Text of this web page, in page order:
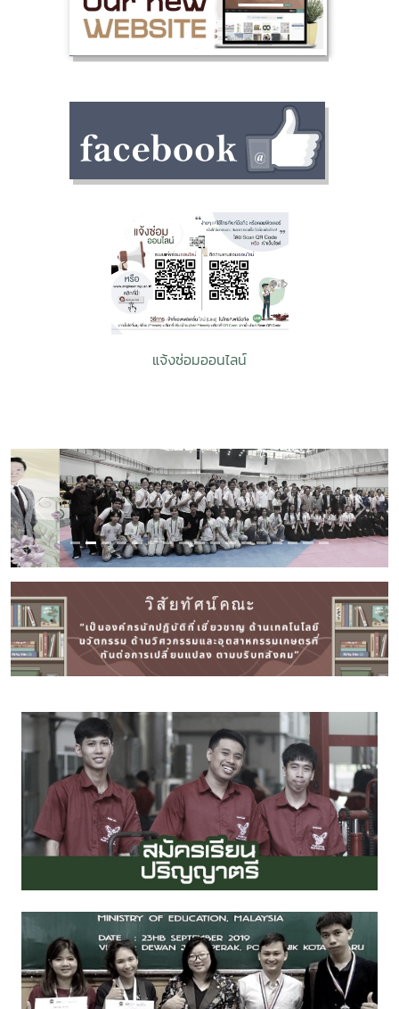
แจ้งซ่อมออนไลน์
Previous Next